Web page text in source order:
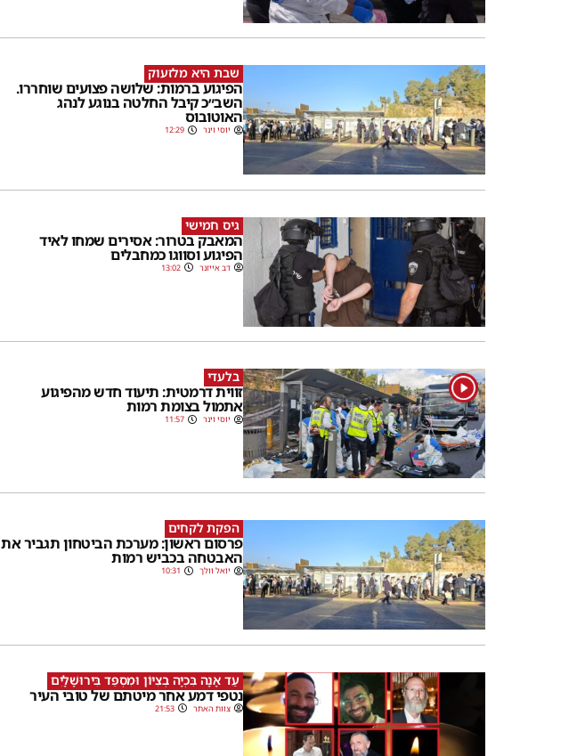
שבת היא מלזעוק
הפיגוע ברמות: שלושה פצועים שוחררו.
השב״כ קיבל החלטה בנוגע לנהג
האוטובוס
יוסי וינר 12:29
גיס חמישי
המאבק בטרור: אסירים שמחו לאיד
הפיגוע וסווגו כמחבלים
דב אייזנר 13:02
1 בלעדי
זווית דרמטית: תיעוד חדש מהפיגוע
אתמול בצומת רמות
יוסי וינר 11:57
הפקת לקחים
פרסום ראשון: מערכת הביטחון תגביר את
האבטחה בכביש רמות
יואל וולך 10:31
עַד אָנָה בִּכְיָה בְצִיּוֹן וּמִסְפֵּד בִּירוּשָׁלָיִם
נטפי דמע אחר מיטתם של טובי העיר
צוות האתר 21:53